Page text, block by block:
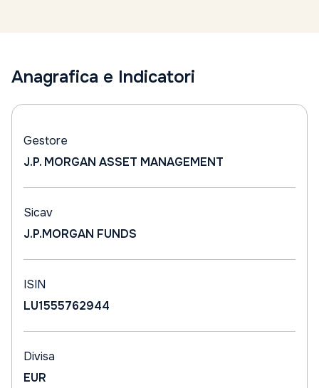
Anagrafica e Indicatori
Gestore
J.P. MORGAN ASSET MANAGEMENT
Sicav
J.P.MORGAN FUNDS
ISIN
LU1555762944
Divisa
EUR